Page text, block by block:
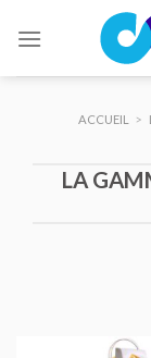
ACCUEIL >
LA